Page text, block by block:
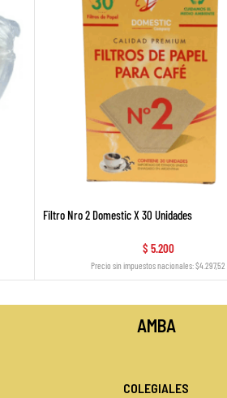
Filtro Nro 2 Domestic X 30 Unidades
$ 5.200
Precio sin impuestos nacionales: $4.297,52
AMBA
COLEGIALES